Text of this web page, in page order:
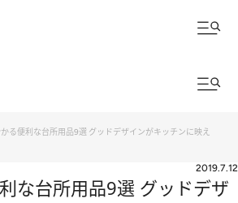
る便利な台所用品9選 グッドデザインがキッチンに映え
2019.7.12
な台所用品9選 グッドデザ